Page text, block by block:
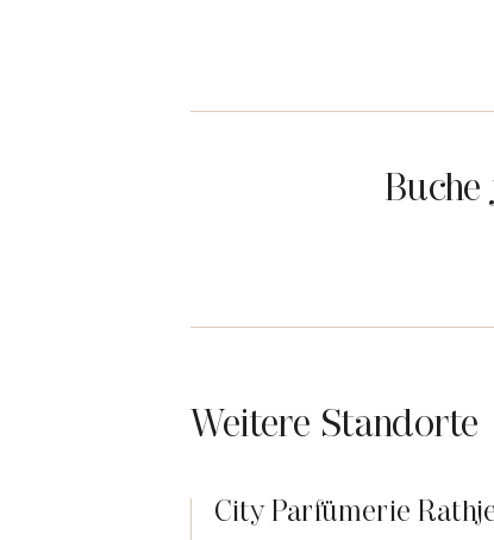
Weitere Standorte
City Parfümerie